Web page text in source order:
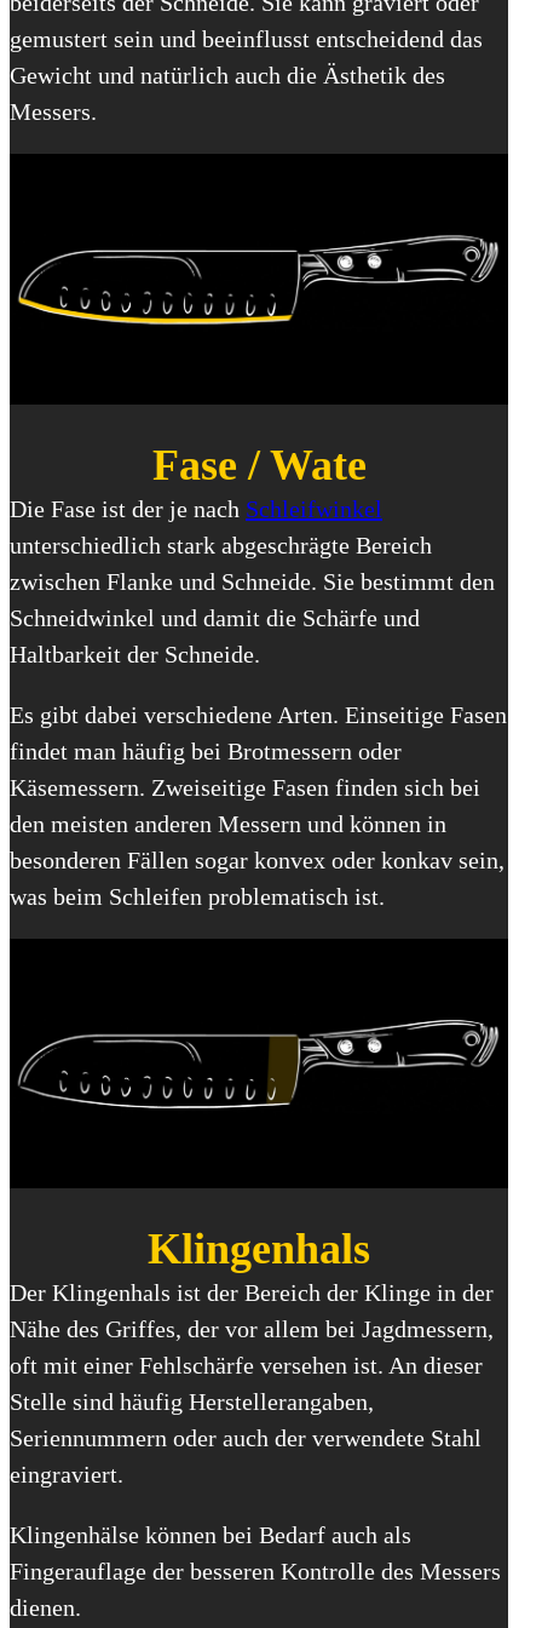
gemustert sein und beeinflusst entscheidend das
Gewicht und natürlich auch die Ästhetik des
Messers.
Fase / Wate
Die Fase ist der je nach Schleifwinkel
unterschiedlich stark abgeschrägte Bereich
zwischen Flanke und Schneide. Sie bestimmt den
Schneidwinkel und damit die Schärfe und
Haltbarkeit der Schneide.
Es gibt dabei verschiedene Arten. Einseitige Fasen
findet man häufig bei Brotmessern oder
Käsemessern. Zweiseitige Fasen finden sich bei
den meisten anderen Messern und können in
besonderen Fällen sogar konvex oder konkav sein,
was beim Schleifen problematisch ist.
Klingenhals
Der Klingenhals ist der Bereich der Klinge in der
Nähe des Griffes, der vor allem bei Jagdmessern,
oft mit einer Fehlschärfe versehen ist. An dieser
Stelle sind häufig Herstellerangaben,
Seriennummern oder auch der verwendete Stahl
eingraviert.
Klingenhälse können bei Bedarf auch als
Fingerauflage der besseren Kontrolle des Messers
dienen.